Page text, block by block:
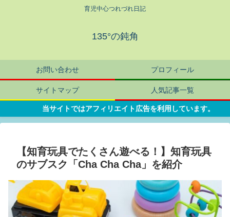
育児中心つれづれ日記
135°の鈍角
お問い合わせ プロフィール
サイトマップ 人気記事一覧
当サイトではアフィリエイト広告を利用しています。
【知育玩具でたくさん遊べる！】知育玩具
のサブスク「Cha Cha Cha」を紹介